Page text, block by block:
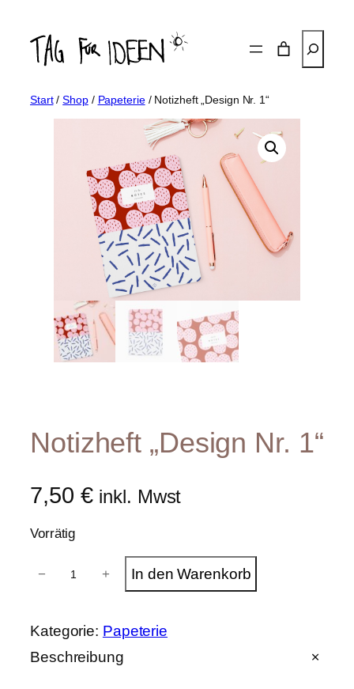
Inhalt
springen
Start/Shop/ Papeterie/ Notizheft „Design Nr. 1“
Notizheft „Design Nr. 1“
7,50 € inkl. Mwst
Vorrätig
z
h
e
− + In den Warenkorb
Kategorie: Papeterie
Beschreibung